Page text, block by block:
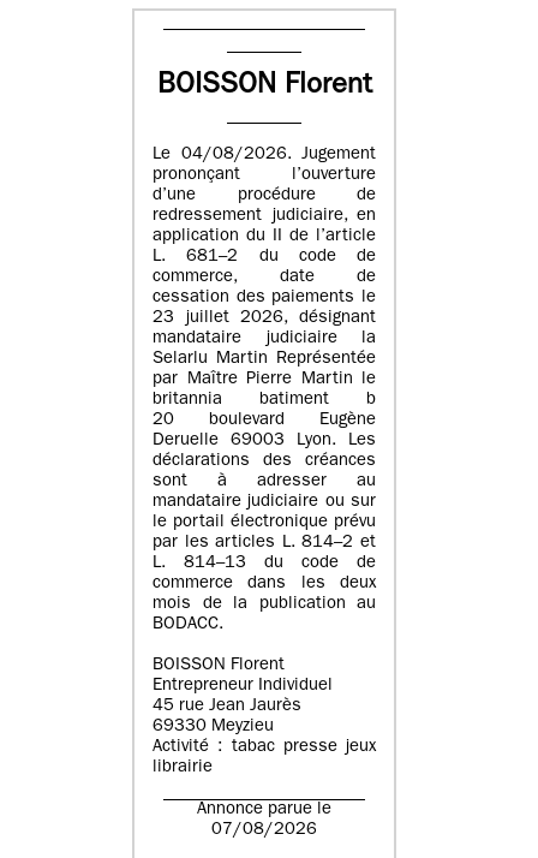
BOISSON Florent
Le 04/08/2026. Jugement
prononçant l’ouverture
d’une procédure de
redressement judiciaire, en
application du II de l’article
L. 681–2 du code de
commerce, date de
cessation des paiements le
23 juillet 2026, désignant
mandataire judiciaire la
Selarlu Martin Représentée
par Maître Pierre Martin le
britannia batiment b
20 boulevard Eugène
Deruelle 69003 Lyon. Les
déclarations des créances
sont à adresser au
mandataire judiciaire ou sur
le portail électronique prévu
par les articles L. 814–2 et
L. 814–13 du code de
commerce dans les deux
mois de la publication au
BODACC.
BOISSON Florent
Entrepreneur Individuel
45 rue Jean Jaurès
69330 Meyzieu
Activité : tabac presse jeux
librairie
Annonce parue le
07/08/2026